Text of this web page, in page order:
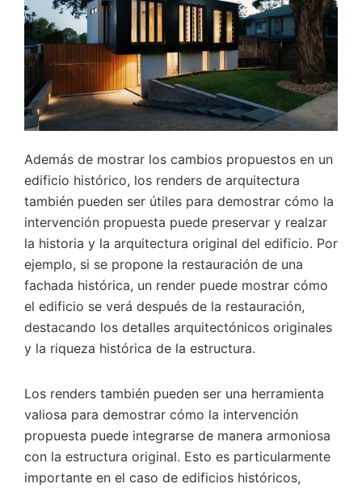
Además de mostrar los cambios propuestos en un
edificio histórico, los renders de arquitectura
también pueden ser útiles para demostrar cómo la
intervención propuesta puede preservar y realzar
la historia y la arquitectura original del edificio. Por
ejemplo, si se propone la restauración de una
fachada histórica, un render puede mostrar cómo
el edificio se verá después de la restauración,
destacando los detalles arquitectónicos originales
y la riqueza histórica de la estructura.
Los renders también pueden ser una herramienta
valiosa para demostrar cómo la intervención
propuesta puede integrarse de manera armoniosa
con la estructura original. Esto es particularmente
importante en el caso de edificios históricos,